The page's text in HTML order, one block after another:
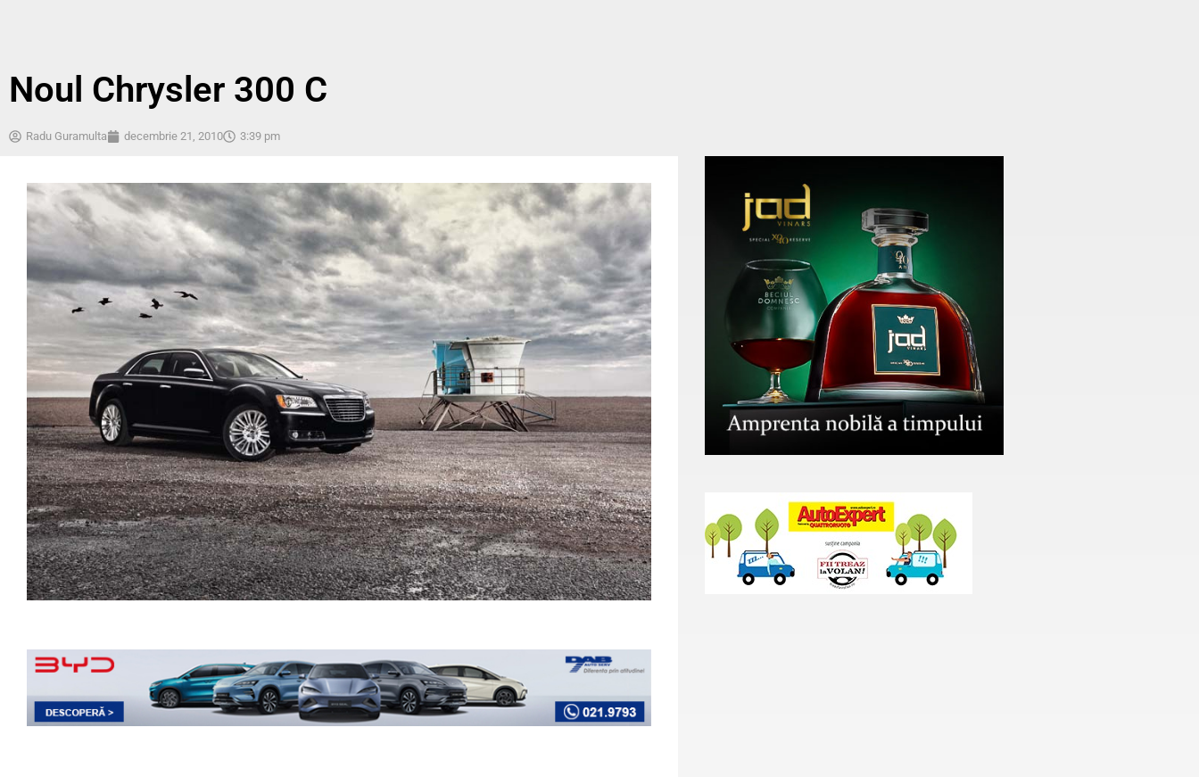
Noul Chrysler 300 C
Radu Guramulta decembrie 21, 2010 3:39 pm